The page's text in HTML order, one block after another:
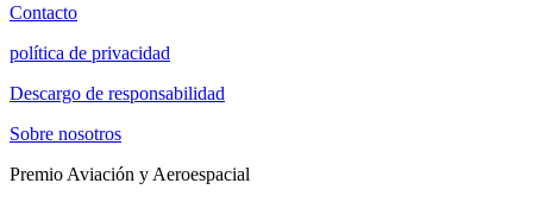
Contacto
política de privacidad
Descargo de responsabilidad
Sobre nosotros
Premio Aviación y Aeroespacial